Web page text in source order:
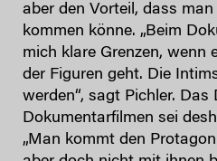
aber den Vorteil, dass
kommen könne. „Beim
mich klare Grenzen, wenn
der Figuren geht. Die
werden“, sagt Pichler. Das
Dokumentarfilmen sei
„Man kommt den